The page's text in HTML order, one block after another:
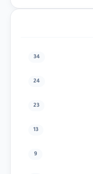
34
24
23
13
9